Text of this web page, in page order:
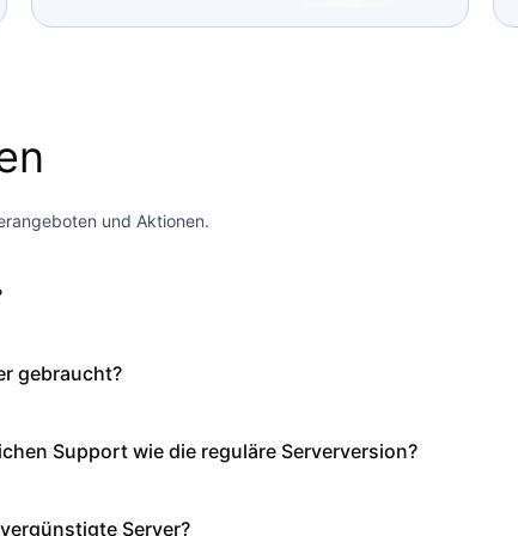
und Aktionen.
gebraucht?
Support wie die reguläre Serverversion?
Server?